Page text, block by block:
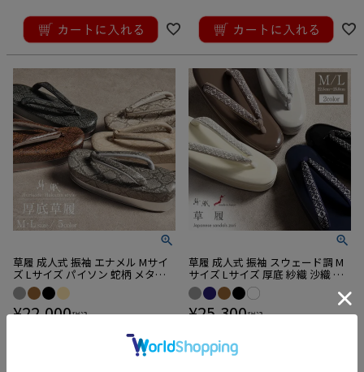
草履 成人式 振袖 エナメル Mサイ
ズ Lサイズ パイソン 蛇柄 メタル
調 厚底 紗織 沙織 日本製
¥22,000税込
草履 成人式 振袖 スウェード調 M
サイズ Lサイズ 厚底 紗織 沙織 日
本製
¥25,300税込